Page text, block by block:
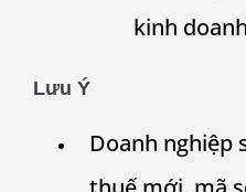
kinh
Lưu Ý
Doanh nghiệp